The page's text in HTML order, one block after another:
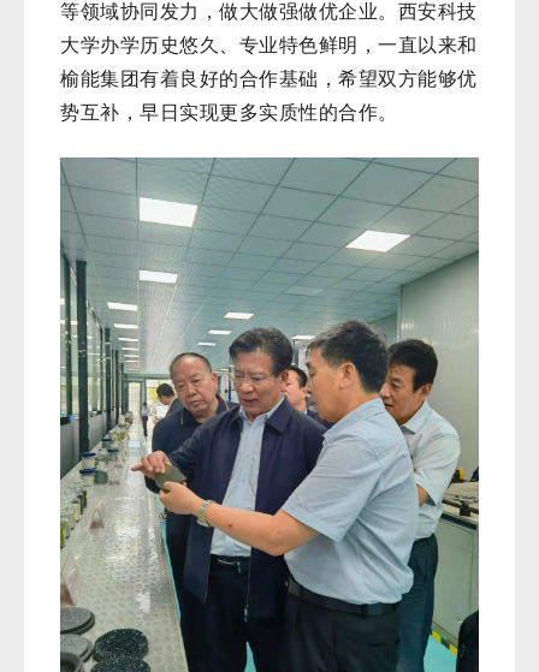
等领域协同发力，做大做强做优企业。西安科技
大学办学历史悠久、专业特色鲜明，一直以来和
榆能集团有着良好的合作基础，希望双方能够优
势互补，早日实现更多实质性的合作。